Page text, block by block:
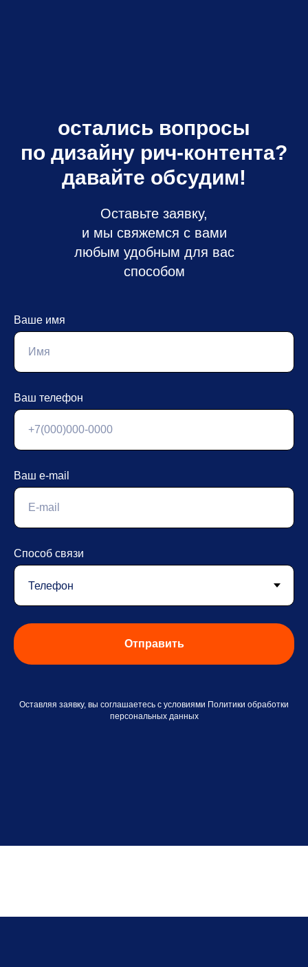
остались вопросы
по дизайну рич-контента?
давайте обсудим!
Оставьте заявку,
и мы свяжемся с вами
любым удобным для вас
способом
Ваше имя
Ваш телефон
Ваш e-mail
Способ связи
Отправить
Оставляя заявку, вы соглашаетесь с условиями Политики обработки
персональных данных